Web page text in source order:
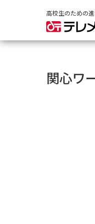
高校生のための
関心ワ